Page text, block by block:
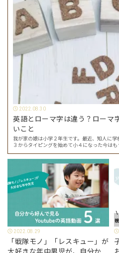
2022.08.30
英語とローマ字は違う？ローマ
いこと
我が家の娘は小学２年生です。最近、知人に
３からタイピングを始めて小４になった今は
で…
2022.08.29
「戦隊モノ」「レスキュー」が
大好きな年中男児が、自分から